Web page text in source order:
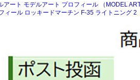
アート モデルアート プロフィール （MODEL
ィール ロッキードマーチン F-35 ライトニング 2
版
＆ニュートン